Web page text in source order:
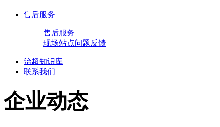
售后服务
售后服务
现场站点问题反馈
治超知识库
联系我们
企业动态